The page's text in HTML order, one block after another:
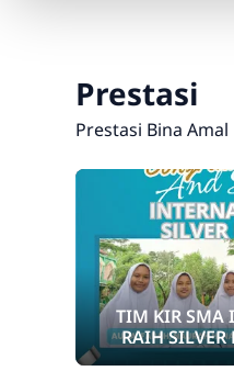
Prestasi
Prestasi Bina Amal
TIM KIR SMA
RAIH
LOMBA